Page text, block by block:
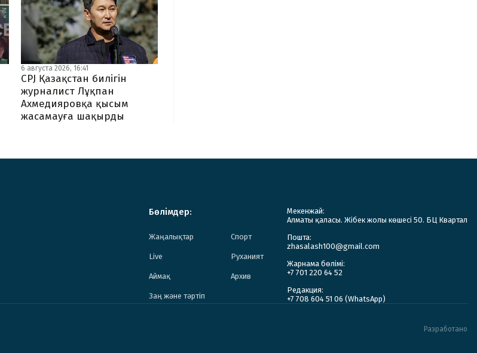
6 августа 2026, 16:41
CPJ Қазақстан билігін
журналист Лұқпан
Ахмедияровқа қысым
жасамауға шақырды
Бөлімдер:
Жаңалықтар Спорт
Live Руханият
Аймақ Архив
Заң және тәртіп
Мекенжай:
Алматы қаласы. Жібек жолы көшесі 50. БЦ Квартал
Пошта:
zhasalash100@gmail.com
Жарнама бөлімі:
+7 701 220 64 52
Редакция:
+7 708 604 51 06 (WhatsApp)
Разработано